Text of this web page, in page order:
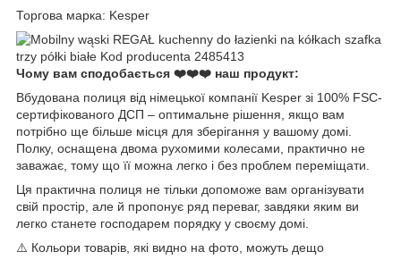
Торгова марка: Kesper
Чому вам сподобається ❤️❤️❤️ наш продукт:
Вбудована полиця від німецької компанії Kesper зі 100% FSC-
сертифікованого ДСП – оптимальне рішення, якщо вам
потрібно ще більше місця для зберігання у вашому домі.
Полку, оснащена двома рухомими колесами, практично не
заважає, тому що її можна легко і без проблем переміщати.
Ця практична полиця не тільки допоможе вам організувати
свій простір, але й пропонує ряд переваг, завдяки яким ви
легко станете господарем порядку у своєму домі.
⚠️ Кольори товарів, які видно на фото, можуть дещо